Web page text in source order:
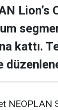
Lion’s
kattı.
NEOPLAN